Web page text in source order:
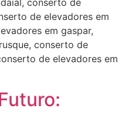
conserto de
de elevadores em
em gaspar,
conserto de
de elevadores em